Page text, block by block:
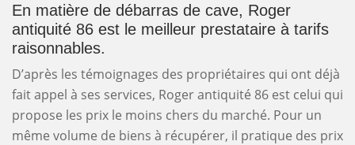
En matière de débarras de cave, Roger
antiquité 86 est le meilleur prestataire à tarifs
raisonnables.
D’après les témoignages des propriétaires qui ont déjà
fait appel à ses services, Roger antiquité 86 est celui qui
propose les prix le moins chers du marché. Pour un
même volume de biens à récupérer, il pratique des prix